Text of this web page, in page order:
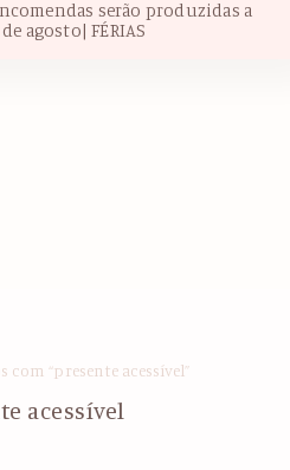
serão produzidas a
agosto| FÉRIAS
“presente acessível”
acessível